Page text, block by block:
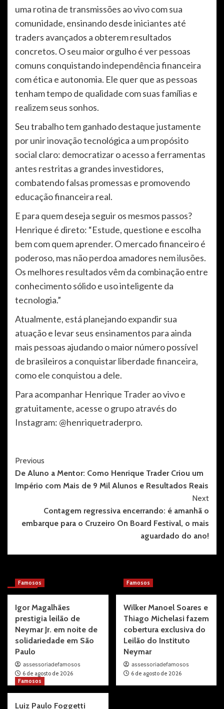
uma rotina de transmissões ao vivo com sua
comunidade, ensinando desde iniciantes até
traders avançados a obterem resultados
concretos. O seu maior orgulho é ver pessoas
comuns conquistando independência financeira
com ética e autonomia. Ele quer que as pessoas
tenham tempo de qualidade com suas famílias e
realizem seus sonhos.
Seu trabalho tem ganhado destaque justamente
por unir inovação tecnológica a um propósito
social claro: democratizar o acesso a ferramentas
antes restritas a grandes investidores,
combatendo falsas promessas e promovendo
educação financeira real.
E para quem deseja seguir os mesmos passos?
Henrique é direto: “Estude, questione e escolha
bem com quem aprender. O mercado financeiro é
poderoso, mas não perdoa amadores nem ilusões.
Os melhores resultados vêm da combinação entre
conhecimento sólido e uso inteligente da
tecnologia.”
Atualmente, está planejando expandir sua
atuação e levar seus ensinamentos para ainda
mais pessoas ajudando o maior número possível
de brasileiros a conquistar liberdade financeira,
como ele conquistou a dele.
Para acompanhar Henrique Trader ao vivo e
gratuitamente, acesse o grupo através do
Instagram: @henriquetraderpro.
Post
Navigation
Previous
De Aluno a Mentor: Como Henrique Trader Criou um
Império com Mais de 9 Mil Alunos e Resultados Reais
Next
Contagem regressiva encerrando: é amanhã o
embarque para o Cruzeiro On Board Festival, o mais
aguardado do ano!
More Stories
Famosos
Igor Magalhães
prestigia leilão de
Neymar Jr. em noite de
solidariedade em São
Paulo
assessoriadefamosos
6 de agosto de 2026
Famosos
Wilker Manoel Soares e
Thiago Michelasi fazem
cobertura exclusiva do
Leilão do Instituto
Neymar
assessoriadefamosos
6 de agosto de 2026
Famosos
Luiz Paulo Foggetti